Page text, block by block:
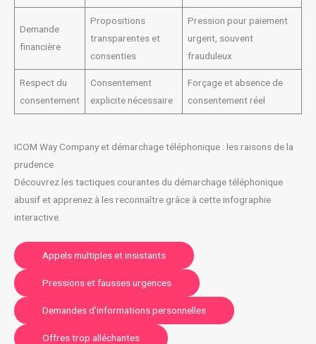
Demande
financière
Propositions
transparentes et
consenties
Pression pour paiement
urgent, souvent
frauduleux
Respect du
consentement
Consentement
explicite nécessaire
Forçage et absence de
consentement réel
ICOM Way Company et démarchage téléphonique : les raisons de la
prudence
Découvrez les tactiques courantes du démarchage téléphonique
abusif et apprenez à les reconnaître grâce à cette infographie
interactive.
Appels multiples et insistants
Pressions et fausses urgences
Demandes d’informations personnelles
Offres trop alléchantes